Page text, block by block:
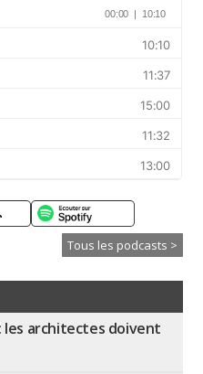
Tous les podcasts >
architectes doivent